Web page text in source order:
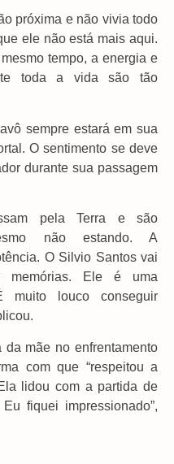
próxima e não vivia todo
ele não está mais aqui.
tempo, a energia e
toda a vida são tão
sempre estará em sua
O sentimento se deve
durante sua passagem
pela Terra e são
não estando. A
O Silvio Santos vai
memórias. Ele é uma
muito louco conseguir
mãe no enfrentamento
com que “respeitou a
lidou com a partida de
fiquei impressionado”,